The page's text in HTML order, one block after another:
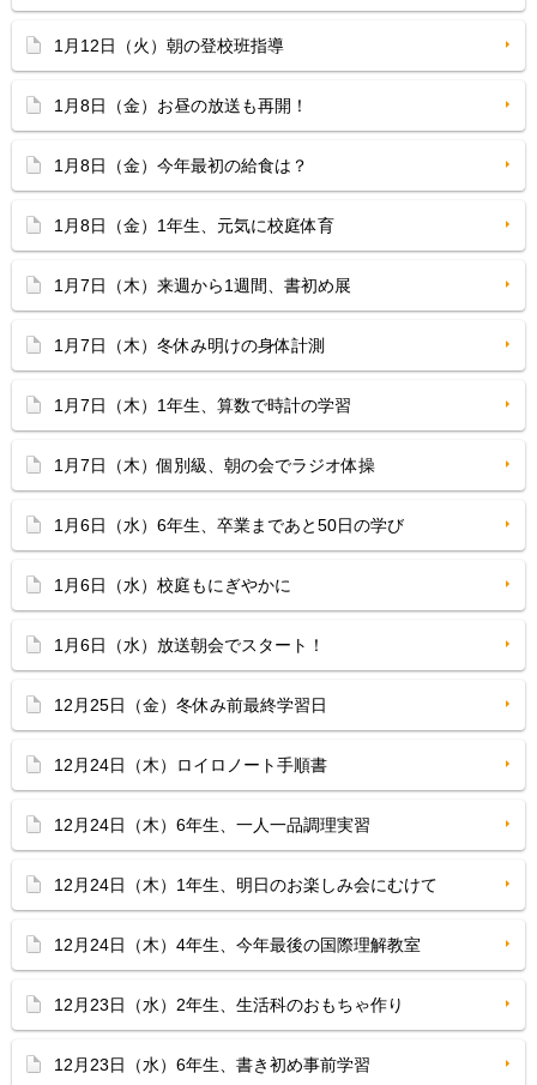
1月12日（火）朝の登校班指導
1月8日（金）お昼の放送も再開！
1月8日（金）今年最初の給食は？
1月8日（金）1年生、元気に校庭体育
1月7日（木）来週から1週間、書初め展
1月7日（木）冬休み明けの身体計測
1月7日（木）1年生、算数で時計の学習
1月7日（木）個別級、朝の会でラジオ体操
1月6日（水）6年生、卒業まであと50日の学び
1月6日（水）校庭もにぎやかに
1月6日（水）放送朝会でスタート！
12月25日（金）冬休み前最終学習日
12月24日（木）ロイロノート手順書
12月24日（木）6年生、一人一品調理実習
12月24日（木）1年生、明日のお楽しみ会にむけて
12月24日（木）4年生、今年最後の国際理解教室
12月23日（水）2年生、生活科のおもちゃ作り
12月23日（水）6年生、書き初め事前学習